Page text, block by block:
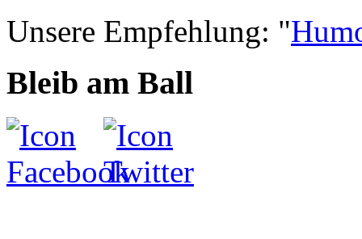
Unsere Empfehlung: "
Bleib am Ball